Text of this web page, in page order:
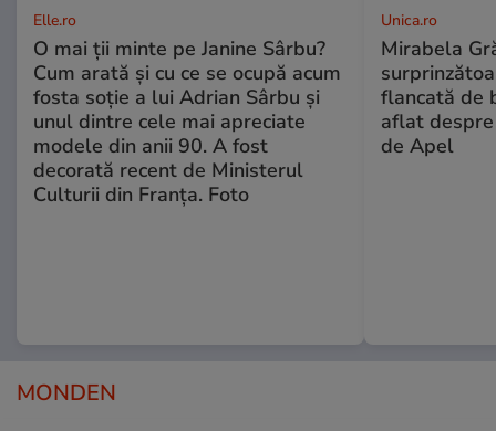
Elle.ro
O mai ții minte pe Janine Sârbu?
Cum arată și cu ce se ocupă acum
fosta soție a lui Adrian Sârbu și
unul dintre cele mai apreciate
modele din anii 90. A fost
decorată recent de Ministerul
Culturii din Franța. Foto
Unica.ro
Mirabela
flancată de
aflat
de Apel
MONDEN